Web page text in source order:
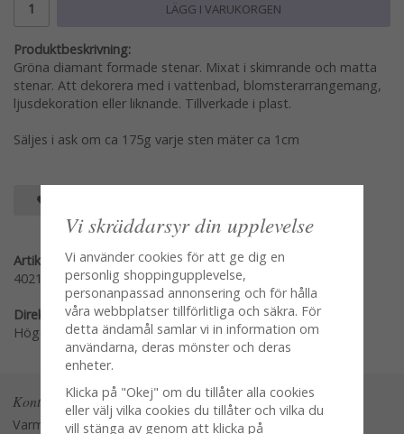
LÄGG I VARUKORGEN
Produktbeskrivning:
Gröna diamant formade stenar. Mixat i skimrande och matta
stenar. Att dekorera med i vattenbad, blomsterarrangemang,
ljusdekoration eller liknande. Tillverkade i plast.
Säljes i ask om ca 175g varje sten mäter ca 1cm
Artikelnummer:
4021-3
Direktlänk:
Högerklicka och kopiera adressen
Kontakta oss
Varmt välkommen att kontakta vår
Vi skräddarsyr din upplevelse
Vi använder cookies för att ge dig en
personlig shoppingupplevelse,
personanpassad annonsering och för hålla
våra webbplatser tillförlitliga och säkra. För
detta ändamål samlar vi in information om
användarna, deras mönster och deras
enheter.
Klicka på "Okej" om du tillåter alla cookies
eller välj vilka cookies du tillåter och vilka du
vill stänga av genom att klicka på